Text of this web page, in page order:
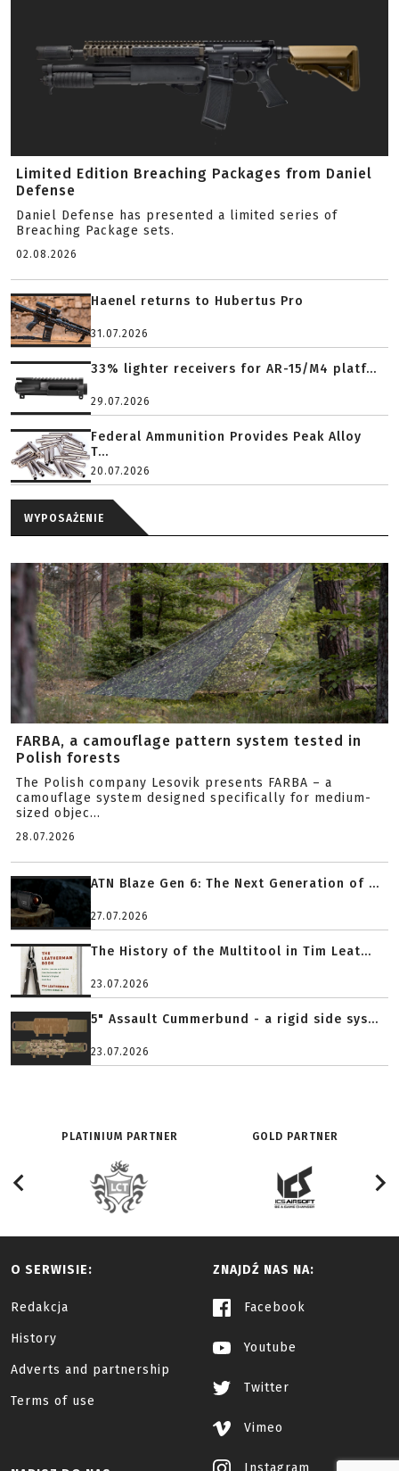
Limited Edition Breaching Packages from Daniel
Defense
Daniel Defense has presented a limited series of
Breaching Package sets.
02.08.2026
Haenel returns to Hubertus Pro
31.07.2026
33% lighter receivers for AR-15/M4 platf...
29.07.2026
Federal Ammunition Provides Peak Alloy
T...
20.07.2026
WYPOSAŻENIE
FARBA, a camouflage pattern system tested in
Polish forests
The Polish company Lesovik presents FARBA – a
camouflage system designed specifically for medium-
sized objec...
28.07.2026
ATN Blaze Gen 6: The Next Generation of ...
27.07.2026
The History of the Multitool in Tim Leat...
23.07.2026
5" Assault Cummerbund - a rigid side sys...
23.07.2026
PLATINIUM PARTNER GOLD PARTNER
O SERWISIE:
Redakcja
History
Adverts and partnership
Terms of use
ZNAJDŹ NAS NA:
Facebook
Youtube
Twitter
Vimeo
Instagram